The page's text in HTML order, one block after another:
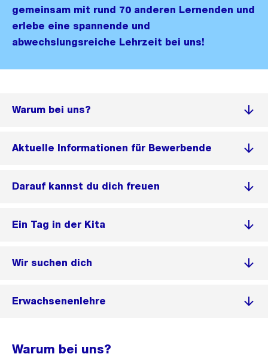
gemeinsam mit rund 70 anderen Lernenden und
erlebe eine spannende und
abwechslungsreiche Lehrzeit bei uns!
Warum bei uns?
Aktuelle Informationen für Bewerbende
Darauf kannst du dich freuen
Ein Tag in der Kita
Wir suchen dich
Erwachsenenlehre
Warum bei uns?